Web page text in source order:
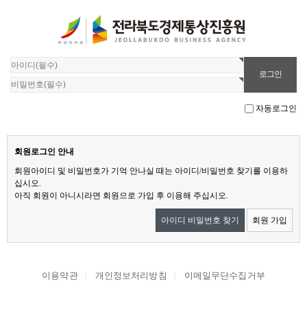
자동로그인
회원로그인 안내
회원아이디 및 비밀번호가 기억 안나실 때는 아이디/비밀번호 찾기를 이용하
십시오.
아직 회원이 아니시라면 회원으로 가입 후 이용해 주십시오.
아이디 비밀번호 찾기 회원 가입
이용약관 개인정보처리방침 이메일무단수집거부